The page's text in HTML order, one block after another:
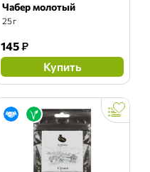
Чабер молотый
25 г
145₽
Купить